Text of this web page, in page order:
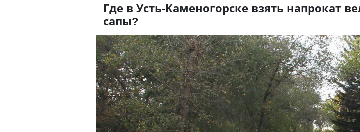
Где в Усть-Каменогорске взять напрокат
сапы?